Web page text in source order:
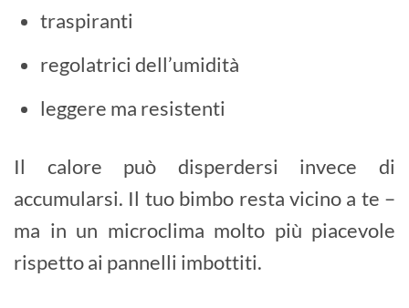
traspiranti
regolatrici dell’umidità
leggere ma resistenti
Il calore può disperdersi invece di
accumularsi. Il tuo bimbo resta vicino a te –
ma in un microclima molto più piacevole
rispetto ai pannelli imbottiti.